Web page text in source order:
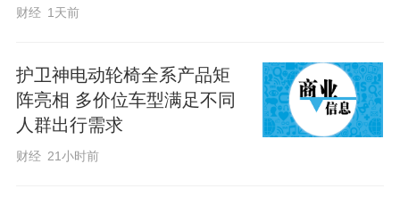
今年，110多名学生如约奔赴塞罕坝，除义
成20公里林海徒步研学之路。一路穿行林
间，大家近距离学习林木养护、森林经营
等专业知识，沉浸式感受林海生态风貌。
财经 1天前
护卫神电动轮椅全系产品矩
阵亮相 多价位车型满足不同
人群出行需求
财经 21小时前